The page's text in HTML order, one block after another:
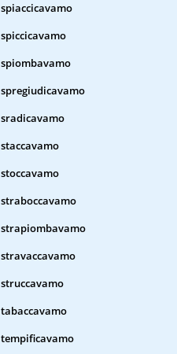
spiaccicavamo
spiccicavamo
spiombavamo
spregiudicavamo
sradicavamo
staccavamo
stoccavamo
straboccavamo
strapiombavamo
stravaccavamo
struccavamo
tabaccavamo
tempificavamo